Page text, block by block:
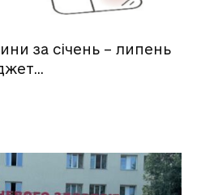
за січень – липень